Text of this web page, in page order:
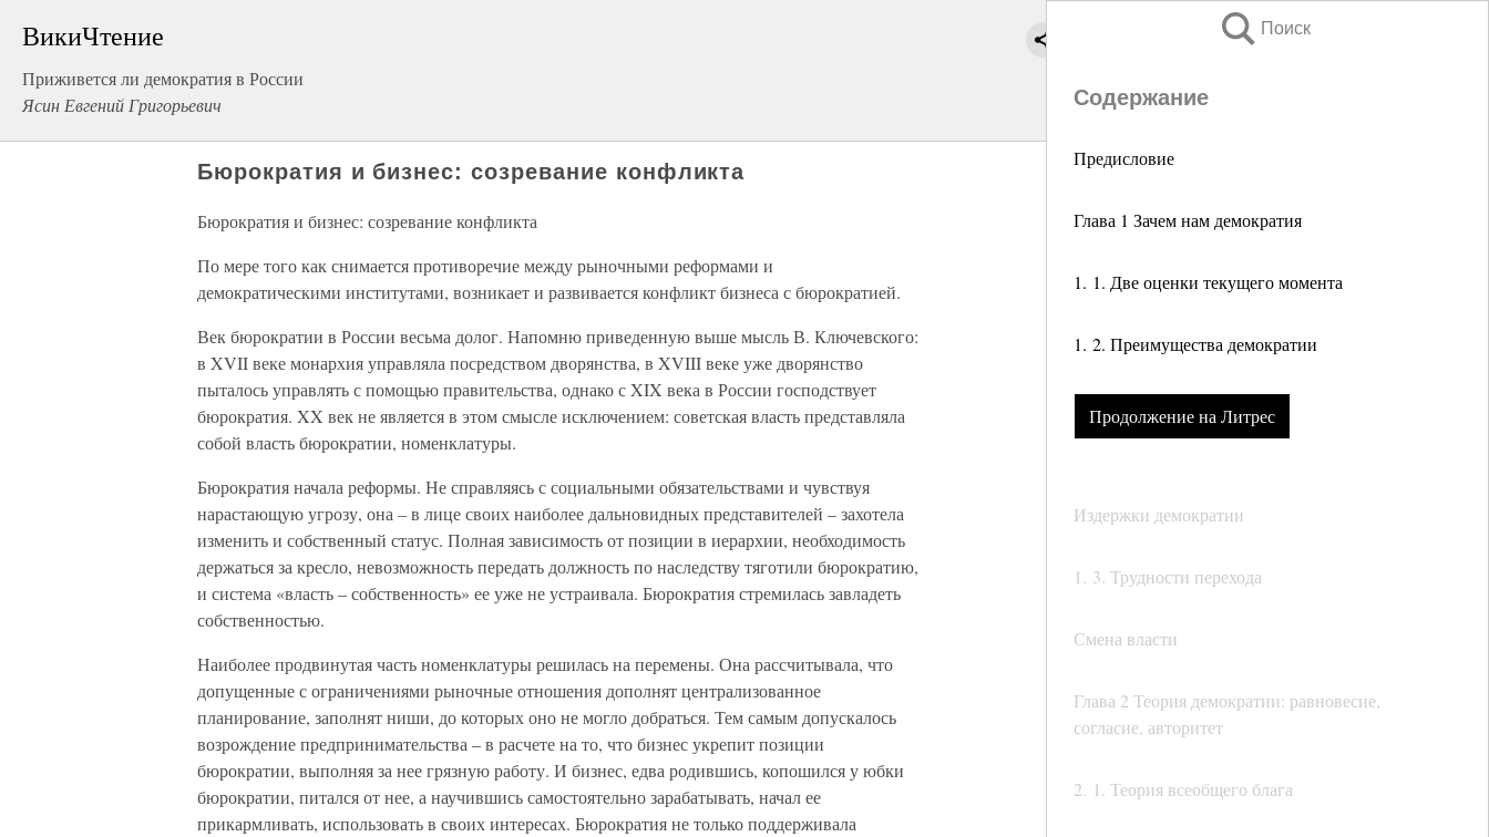
ВикиЧтение
Приживется ли демократия в России
Ясин Евгений Григорьевич
Поиск
Содержание
Предисловие
Глава 1 Зачем нам демократия
1. 1. Две оценки текущего момента
1. 2. Преимущества демократии
Продолжение на Литрес
Издержки демократии
1. 3. Трудности перехода
Смена власти
Глава 2 Теория демократии: равновесие,
согласие, авторитет
2. 1. Теория всеобщего блага
Бюрократия и бизнес: созревание конфликта
Бюрократия и бизнес: созревание конфликта
По мере того как снимается противоречие между рыночными реформами и
демократическими институтами, возникает и развивается конфликт бизнеса с бюрократией.
Век бюрократии в России весьма долог. Напомню приведенную выше мысль В. Ключевского:
в XVII веке монархия управляла посредством дворянства, в XVIII веке уже дворянство
пыталось управлять с помощью правительства, однако с XIX века в России господствует
бюрократия. XX век не является в этом смысле исключением: советская власть представляла
собой власть бюрократии, номенклатуры.
Бюрократия начала реформы. Не справляясь с социальными обязательствами и чувствуя
нарастающую угрозу, она – в лице своих наиболее дальновидных представителей – захотела
изменить и собственный статус. Полная зависимость от позиции в иерархии, необходимость
держаться за кресло, невозможность передать должность по наследству тяготили бюрократию,
и система «власть – собственность» ее уже не устраивала. Бюрократия стремилась завладеть
собственностью.
Наиболее продвинутая часть номенклатуры решилась на перемены. Она рассчитывала, что
допущенные с ограничениями рыночные отношения дополнят централизованное
планирование, заполнят ниши, до которых оно не могло добраться. Тем самым допускалось
возрождение предпринимательства – в расчете на то, что бизнес укрепит позиции
бюрократии, выполняя за нее грязную работу. И бизнес, едва родившись, копошился у юбки
бюрократии, питался от нее, а научившись самостоятельно зарабатывать, начал ее
прикармливать, использовать в своих интересах. Бюрократия не только поддерживала